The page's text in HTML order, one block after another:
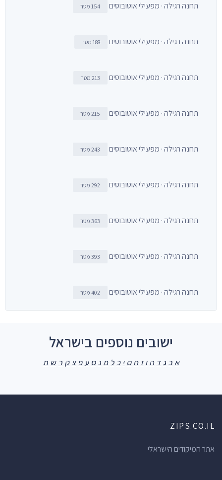
תחנה רגילה · מפעילי אוטובוסים 154 מטר
תחנה רגילה · מפעילי אוטובוסים 188 מטר
תחנה רגילה · מפעילי אוטובוסים 213 מטר
תחנה רגילה · מפעילי אוטובוסים 215 מטר
תחנה רגילה · מפעילי אוטובוסים 243 מטר
תחנה רגילה · מפעילי אוטובוסים 292 מטר
תחנה רגילה · מפעילי אוטובוסים 363 מטר
תחנה רגילה · מפעילי אוטובוסים 393 מטר
תחנה רגילה · מפעילי אוטובוסים 402 מטר
ישובים נוספים בישראל
א ב ג ד ה ו ז ח ט י כ ל מ נ ס ע פ צ ק ר ש ת
ZIPS.CO.IL
אתר המיקודים הישראלי